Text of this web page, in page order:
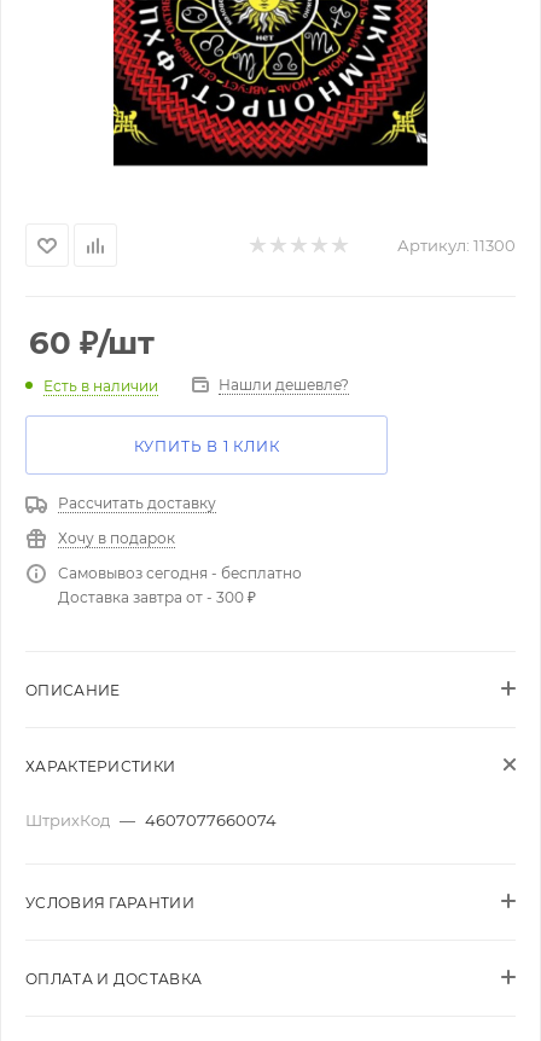
Артикул: 11300
60 ₽/шт
Есть в наличии Нашли дешевле?
КУПИТЬ В 1 КЛИК
Рассчитать доставку
Хочу в подарок
Самовывоз сегодня - бесплатно
Доставка завтра от - 300 ₽
ОПИСАНИЕ
ХАРАКТЕРИСТИКИ
ШтрихКод — 4607077660074
УСЛОВИЯ ГАРАНТИИ
ОПЛАТА И ДОСТАВКА